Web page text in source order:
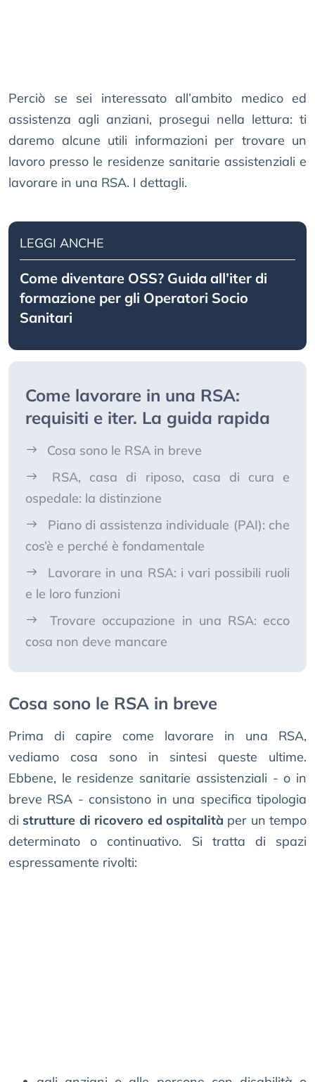
Perciò se sei interessato all’ambito medico ed
assistenza agli anziani, prosegui nella lettura: ti
daremo alcune utili informazioni per trovare un
lavoro presso le residenze sanitarie assistenziali e
lavorare in una RSA. I dettagli.
LEGGI ANCHE
Come diventare OSS? Guida all’iter di
formazione per gli Operatori Socio
Sanitari
Come lavorare in una RSA:
requisiti e iter. La guida rapida
Cosa sono le RSA in breve
RSA, casa di riposo, casa di cura e
ospedale: la distinzione
Piano di assistenza individuale (PAI): che
cos’è e perché è fondamentale
Lavorare in una RSA: i vari possibili ruoli
e le loro funzioni
Trovare occupazione in una RSA: ecco
cosa non deve mancare
Cosa sono le RSA in breve
Prima di capire come lavorare in una RSA,
vediamo cosa sono in sintesi queste ultime.
Ebbene, le residenze sanitarie assistenziali - o in
breve RSA - consistono in una specifica tipologia
di strutture di ricovero ed ospitalità per un tempo
determinato o continuativo. Si tratta di spazi
espressamente rivolti: